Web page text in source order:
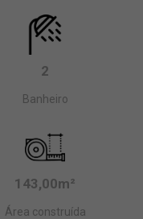
2
Banheiro
143,00m²
Área construída